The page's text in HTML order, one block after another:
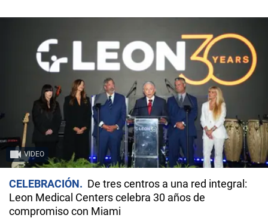
VIDEO
CELEBRACIÓN
De tres centros a una red integral:
Leon Medical Centers celebra 30 años de
compromiso con Miami